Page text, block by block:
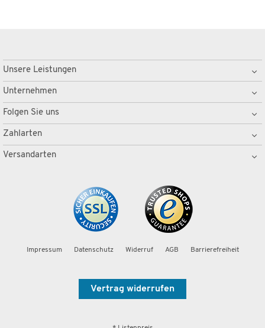
Unsere Leistungen
Unternehmen
Folgen Sie uns
Zahlarten
Versandarten
Impressum Datenschutz Widerruf AGB Barrierefreiheit
Vertrag widerrufen